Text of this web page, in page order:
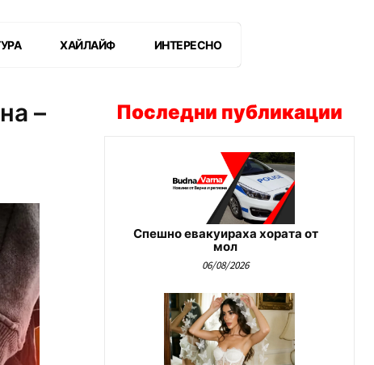
ХАЙЛАЙФ ИНТЕРЕСНО
–
Последни публикации
Спешно евакуираха хората от
мол
06/08/2026